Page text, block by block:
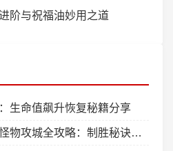
阶与祝福油妙用之道
生命值飙升恢复秘籍分享
攻城全攻略：制胜秘诀大公开